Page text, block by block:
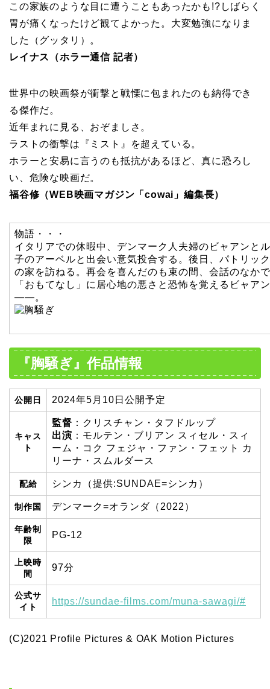
この家族のような目に遭うこともあったかも!?しばらく
胃が痛くなったけど観てよかった。大変勉強になりま
した（グッタリ）。
レイナス（ホラー通信 記者）
世界中の映画祭が衝撃と戦慄に包まれたのも納得でき
る傑作だ。
近年まれに見る、おぞましさ。
ラストの衝撃は『ミスト』を超えている。
ホラーと安易に言うのも抵抗があるほど、真に恐ろし
い、危険な映画だ。
福谷修（WEB映画マガジン「cowai」編集長）
物語・・・
イタリアでの休暇中、デンマーク人夫婦のビャアンと
子のアーベルと出会い意気投合する。後日、パトリッ
の家を訪ねる。再会を喜んだのも束の間、会話のなか
「おもてなし」に居心地の悪さと恐怖を覚えるビャ
——。
『胸騒ぎ』作品情報
公開日 2024年5月10日公開予定
キャス
ト
監督 ：クリスチャン・タフドルップ
出演 ：モルテン・ブリアン スィセル・スィ
ーム・コク フェジャ・ファン・フェット カ
リーナ・スムルダース
配給 シンカ（提供:SUNDAE=シンカ）
制作国 デンマーク=オランダ（2022）
年齢制
限
PG-12
上映時
間
97分
公式サ
イト
https://sundae-films.com/muna-sawagi/#
(C)2021 Profile Pictures & OAK Motion Pictures